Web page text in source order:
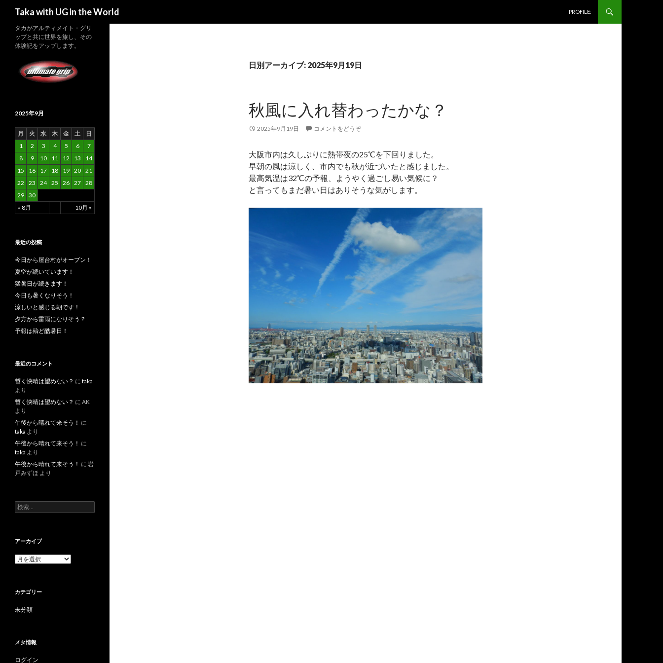
Taka with UG in the World
PROFILE:
日別アーカイブ: 2025年9月19日
秋風に入れ替わったかな？
2025年9月19日 コメントをどうぞ
大阪市内は久しぶりに熱帯夜の25℃を下回りました。
早朝の風は涼しく、市内でも秋が近づいたと感じました。
最高気温は32℃の予報、ようやく過ごし易い気候に？
と言ってもまだ暑い日はありそうな気がします。
タカがアルティメイト・グリ
ップと共に世界を旅し、その
体験記をアップします。
2025年9月
月 火 水 木 金 土 日
« 8月 10月 »
1 2 3 4 5 6
7
8
9 10 11 12 13
14
15
16 17 18 19 20 21
22
23 24 25 26 27 28
29 30
最近の投稿
今日から屋台村がオープン！
夏空が続いています！
猛暑日が続きます！
今日も暑くなりそう！
涼しいと感じる朝です！
夕方から雷雨になりそう？
予報は殆ど酷暑日！
最近のコメント
暫く快晴は望めない？ に taka
より
暫く快晴は望めない？ に AK
より
午後から晴れて来そう！ に
taka より
午後から晴れて来そう！ に
taka より
午後から晴れて来そう！ に 岩
戸みずほ より
検索:
アーカイブ
アーカイブ
カテゴリー
未分類
メタ情報
ログイン